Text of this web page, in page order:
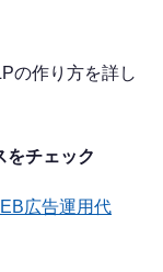
の作り方を詳し
チェック
広告運用代